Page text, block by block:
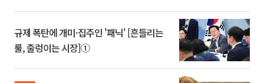
규제 폭탄에 개미·집주인 '패닉' [흔들리는
룰, 출렁이는 시장]①